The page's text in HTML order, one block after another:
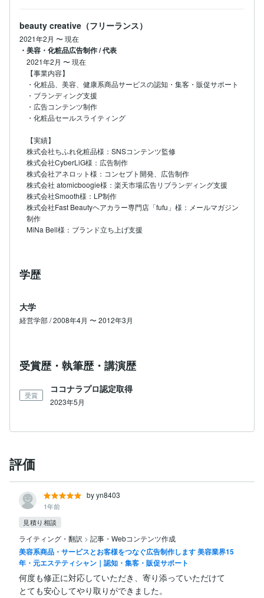
beauty creative（フリーランス）
2021年2月 〜現在
・美容・化粧品広告制作 / 代表
2021年2月 〜現在
【事業内容】
・化粧品、美容、健康系商品サービスの認知・集客・販促サポート
・ブランディング支援
・広告コンテンツ制作
・化粧品セールスライティング
【実績】
株式会社ちふれ化粧品様：SNSコンテンツ監修
株式会社CyberLiG様：広告制作
株式会社アネロット様：コンセプト開発、広告制作
株式会社 atomicboogie様：楽天市場広告リブランディング支援
株式会社Smooth様：LP制作
株式会社Fast Beautyヘアカラー専門店「fufu」様：メールマガジン
制作
MiNa Bell様：ブランド立ち上げ支援
学歴
大学
経営学部 / 2008年4月 〜 2012年3月
受賞歴・執筆歴・講演歴
受賞
ココナラプロ認定取得
2023年5月
評価
by yn8403
1年前
見積り相談
ライティング・翻訳 > 記事・Webコンテンツ作成
美容系商品・サービスとお客様をつなぐ広告制作します 美容業界15
年・元エステティシャン｜認知・集客・販促サポート
何度も修正に対応していただき、寄り添っていただけて
とても安心してやり取りができました。